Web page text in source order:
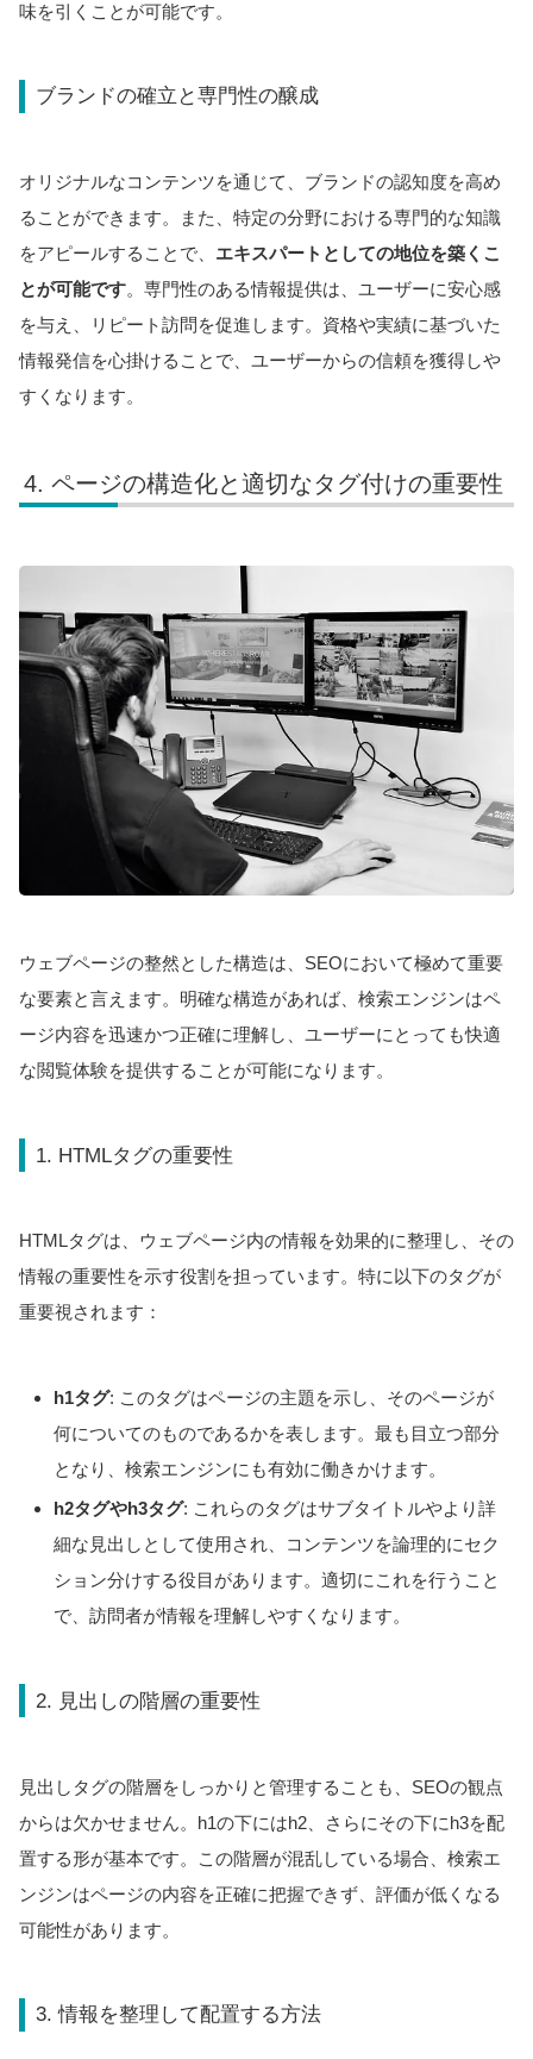
味を引くことが可能です。
ブランドの確立と専門性の醸成
オリジナルなコンテンツを通じて、ブランドの認知度を高め
ることができます。また、特定の分野における専門的な知識
をアピールすることで、 エキスパートとしての地位を築くこ
とが可能です。専門性のある情報提供は、ユーザーに安心感
を与え、リピート訪問を促進します。資格や実績に基づいた
情報発信を心掛けることで、ユーザーからの信頼を獲得しや
すくなります。
ページの構造化と適切なタグ付けの重要性
ウェブページの整然とした構造は、SEOにおいて極めて重要
な要素と言えます。明確な構造があれば、検索エンジンはペ
ージ内容を迅速かつ正確に理解し、ユーザーにとっても快適
な閲覧体験を提供することが可能になります。
1. HTMLタグの重要性
HTMLタグは、ウェブページ内の情報を効果的に整理し、その
情報の重要性を示す役割を担っています。特に以下のタグが
重要視されます：
h1タグ: このタグはページの主題を示し、そのページが
何についてのものであるかを表します。最も目立つ部分
となり、検索エンジンにも有効に働きかけます。
h2タグやh3タグ: これらのタグはサブタイトルやより詳
細な見出しとして使用され、コンテンツを論理的にセク
ション分けする役目があります。適切にこれを行うこと
で、訪問者が情報を理解しやすくなります。
2. 見出しの階層の重要性
見出しタグの階層をしっかりと管理することも、SEOの観点
からは欠かせません。h1の下にはh2、さらにその下にh3を配
置する形が基本です。この階層が混乱している場合、検索エ
ンジンはページの内容を正確に把握できず、評価が低くなる
可能性があります。
3. 情報を整理して配置する方法